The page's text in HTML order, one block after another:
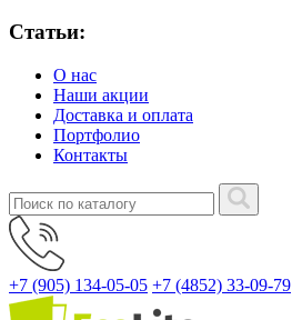
Статьи:
О нас
Наши акции
Доставка и оплата
Портфолио
Контакты
+7 (905) 134-05-05 +7 (4852) 33-09-79